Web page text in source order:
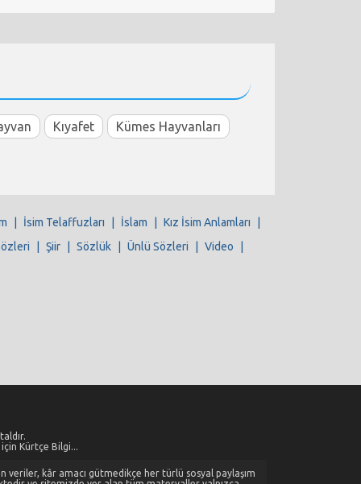
Kıyafet Kümes Hayvanları
İsim Telaffuzları İslam Kız İsim Anlamları
Şiir Sözlük Ünlü Sözleri Video
Kürtçe Bilgi...
kâr amacı gütmedikçe her türlü sosyal paylaşım